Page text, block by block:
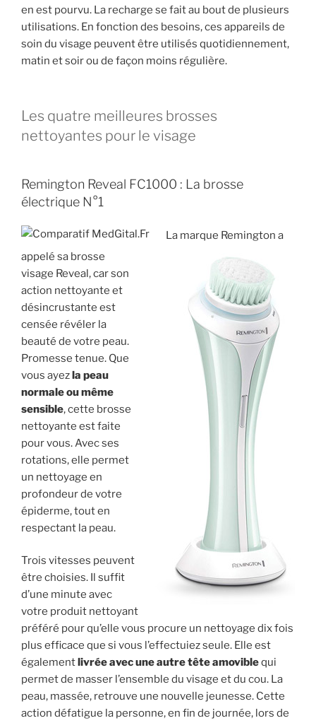
en est pourvu. La recharge se fait au bout de plusieurs
utilisations. En fonction des besoins, ces appareils de
soin du visage peuvent être utilisés quotidiennement,
matin et soir ou de façon moins régulière.
Les quatre meilleures brosses
nettoyantes pour le visage
Remington Reveal FC1000 : La brosse
électrique N°1
La marque Remington a
appelé sa brosse
visage Reveal, car son
action nettoyante et
désincrustante est
censée révéler la
beauté de votre peau.
Promesse tenue. Que
vous ayezla peau
normale ou même
sensible, cette brosse
nettoyante est faite
pour vous. Avec ses
rotations, elle permet
un nettoyage en
profondeur de votre
épiderme, tout en
respectant la peau.
Trois vitesses peuvent
être choisies. Il suffit
d’une minute avec
votre produit nettoyant
préféré pour qu’elle vous procure un nettoyage dix fois
plus efficace que si vous l’effectuiez seule. Elle est
égalementlivrée avec une autre tête amoviblequi
permet de masser l’ensemble du visage et du cou. La
peau, massée, retrouve une nouvelle jeunesse. Cette
action défatigue la personne, en fin de journée, lors de